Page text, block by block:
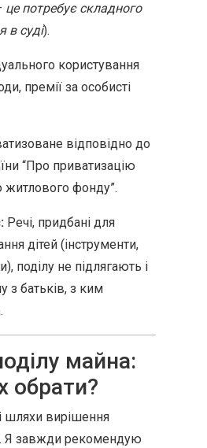
це потребує складного
в суді).
користування
премії за особисті
відповідно до
“Про приватизацію
фонду”.
Речі, придбані для
дітей (інструменти,
поділу не підлягають і
з батьків, з ким
майна:
обрати?
шляхи вирішення
Я завжди рекомендую